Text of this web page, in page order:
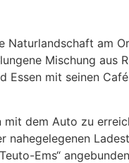
am
Mischung aus
mit seinen
dem Auto zu
Ems“